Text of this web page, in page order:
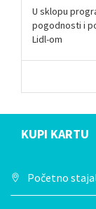
U sklopu
pogodnosti i
Lidl-om
KUPI KARTU